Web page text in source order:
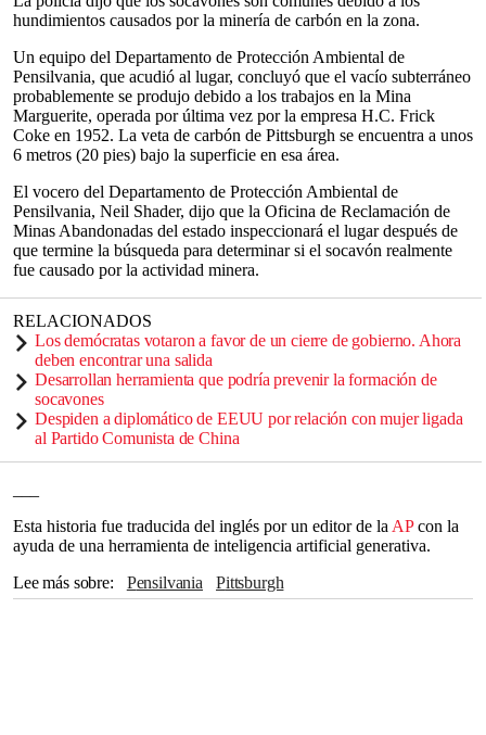
hundimientos causados por la minería de carbón en la zona.
Un equipo del Departamento de Protección Ambiental de
Pensilvania, que acudió al lugar, concluyó que el vacío subterráneo
probablemente se produjo debido a los trabajos en la Mina
Marguerite, operada por última vez por la empresa H.C. Frick
Coke en 1952. La veta de carbón de Pittsburgh se encuentra a unos
6 metros (20 pies) bajo la superficie en esa área.
El vocero del Departamento de Protección Ambiental de
Pensilvania, Neil Shader, dijo que la Oficina de Reclamación de
Minas Abandonadas del estado inspeccionará el lugar después de
que termine la búsqueda para determinar si el socavón realmente
fue causado por la actividad minera.
RELACIONADOS
Los demócratas votaron a favor de un cierre de gobierno. Ahora
deben encontrar una salida
Desarrollan herramienta que podría prevenir la formación de
socavones
Despiden a diplomático de EEUU por relación con mujer ligada
al Partido Comunista de China
Esta historia fue traducida del inglés por un editor de la APcon la
ayuda de una herramienta de inteligencia artificial generativa.
Lee más sobre
Pensilvania Pittsburgh